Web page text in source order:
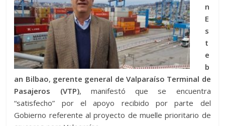
n
E
s
t
e
b
an Bilbao, gerente general de Valparaíso Terminal de
Pasajeros (VTP), manifestó que se encuentra
“satisfecho” por el apoyo recibido por parte del
Gobierno referente al proyecto de muelle prioritario de